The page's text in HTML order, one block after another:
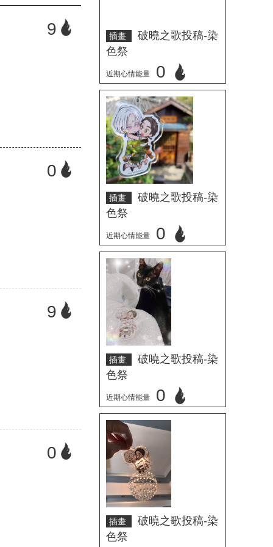
9
0
9
0
插畫
破曉之歌投稿-染
色祭
近期心情能量 0
立刻心情投票
插畫
破曉之歌投稿-染
色祭
近期心情能量 0
立刻心情投票
插畫
破曉之歌投稿-染
色祭
近期心情能量 0
立刻心情投票
插畫
破曉之歌投稿-染
色祭